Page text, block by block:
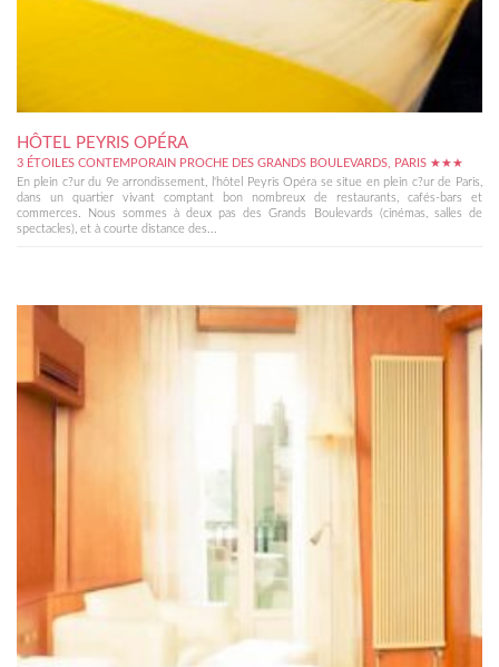
HÔTEL PEYRIS OPÉRA
3 ÉTOILES CONTEMPORAIN PROCHE DES GRANDS BOULEVARDS, PARIS ★★★
En plein c?ur du 9e arrondissement, l'hôtel Peyris Opéra se situe en plein c?ur de Paris,
dans un quartier vivant comptant bon nombreux de restaurants, cafés-bars et
commerces. Nous sommes à deux pas des Grands Boulevards (cinémas, salles de
spectacles), et à courte distance des...